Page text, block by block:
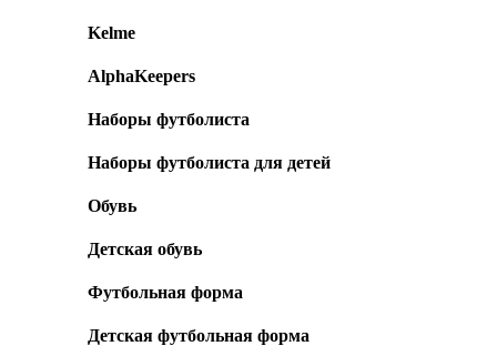
Kelme
AlphaKeepers
Наборы футболиста
Наборы футболиста для детей
Обувь
Детская обувь
Футбольная форма
Детская футбольная форма